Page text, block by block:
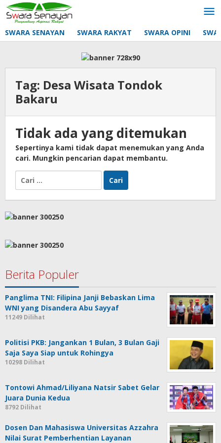
Lewati
ke
konten
SWARA SENAYAN SWARA RAKYAT SWARA OPINI
Tag: Desa Wisata Tondok
Bakaru
Tidak ada yang ditemukan
Sepertinya kami tidak dapat menemukan yang Anda
cari. Mungkin pencarian dapat membantu.
untuk:
Berita Populer
Panglima TNI: Filipina Janji Bebaskan Lima
WNI yang Disandera Abu Sayyaf
11249 Dilihat
Politisi PKB: Jangankan 1 Bulan, 3 Bulan Gaji
Saja Saya Siap untuk Rohingya
10298 Dilihat
Tontowi Ahmad/Liliyana Natsir Sabet Gelar
Juara Dunia Kedua
8792 Dilihat
Dosen Dan Mahasiswa Universitas Azzahra
Nilai Surat Pemberhentian Layanan